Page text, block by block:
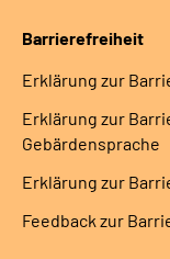
Barrierefreiheit
Erklärung zur
Erklärung zur
Gebärdensprache
Erklärung zur
Feedback zur